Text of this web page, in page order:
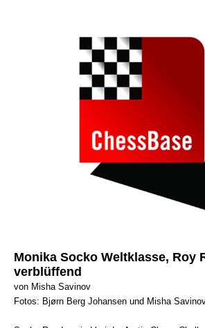
Monika Socko Weltklasse, Roy
verblüffend
von Misha Savinov
Fotos: Bjørn Berg Johansen und Misha